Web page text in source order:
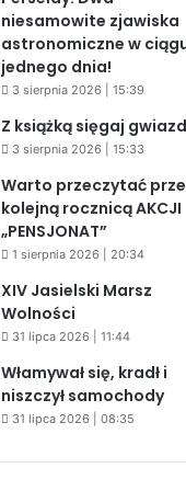
niesamowite zjawiska
astronomiczne w
jednego dnia!
3 sierpnia 2026 | 15:39
Z książką sięgaj
3 sierpnia 2026 | 15:33
Warto przeczytać
kolejną rocznicą AKCJI
„PENSJONAT”
1 sierpnia 2026 | 20:34
XIV Jasielski Marsz
Wolności
31 lipca 2026 | 11:44
Włamywał się, kradł i
niszczył samochody
31 lipca 2026 | 08:35